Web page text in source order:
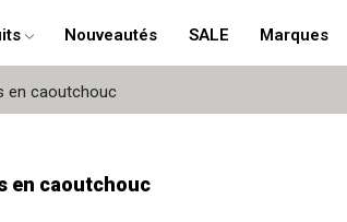
Nouveautés SALE Marques
en caoutchouc
en caoutchouc